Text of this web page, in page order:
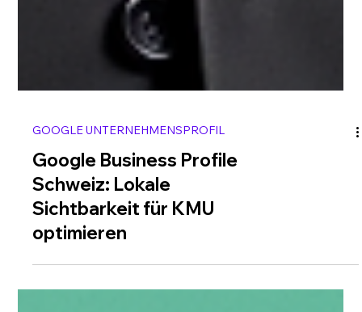
GOOGLE UNTERNEHMENSPROFIL
Google Business Profile
Schweiz: Lokale
Sichtbarkeit für KMU
optimieren